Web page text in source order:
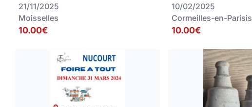
21/11/2025
Moisselles
10.00€
10/02/2025
Cormeilles-en-Parisis
10.00€